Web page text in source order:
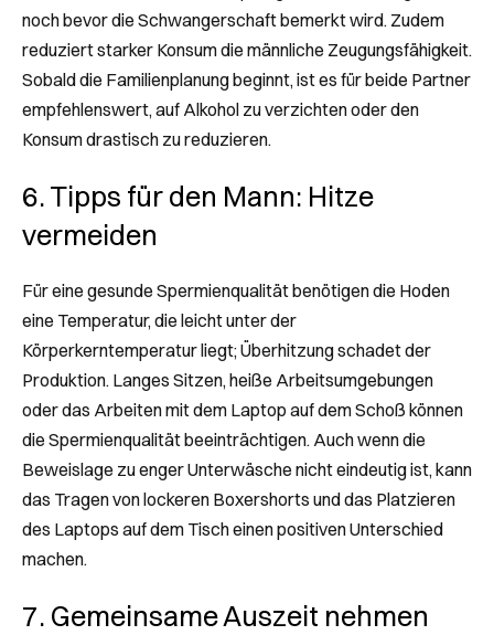
noch bevor die Schwangerschaft bemerkt wird. Zudem
reduziert starker Konsum die männliche Zeugungsfähigkeit.
Sobald die Familienplanung beginnt, ist es für beide Partner
empfehlenswert, auf Alkohol zu verzichten oder den
Konsum drastisch zu reduzieren.
6. Tipps für den Mann: Hitze
vermeiden
Für eine gesunde Spermienqualität benötigen die Hoden
eine Temperatur, die leicht unter der
Körperkerntemperatur liegt; Überhitzung schadet der
Produktion. Langes Sitzen, heiße Arbeitsumgebungen
oder das Arbeiten mit dem Laptop auf dem Schoß können
die Spermienqualität beeinträchtigen. Auch wenn die
Beweislage zu enger Unterwäsche nicht eindeutig ist, kann
das Tragen von lockeren Boxershorts und das Platzieren
des Laptops auf dem Tisch einen positiven Unterschied
machen.
7. Gemeinsame Auszeit nehmen